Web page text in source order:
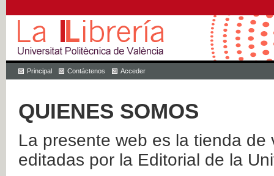
Principal Contáctenos Acceder
QUIENES SOMOS
La presente web es la tienda
editadas por la Editorial de la